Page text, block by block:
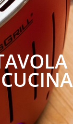
CUCINA